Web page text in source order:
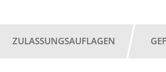
ZULASSUNGSAUFLAGEN